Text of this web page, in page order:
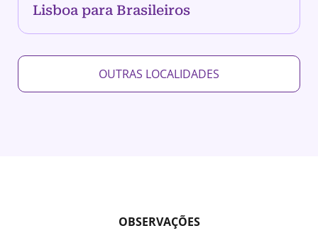
Lisboa para Brasileiros
OUTRAS LOCALIDADES
OBSERVAÇÕES